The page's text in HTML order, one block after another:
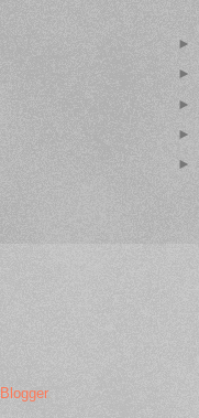
►
►
►
►
►
Blogger.